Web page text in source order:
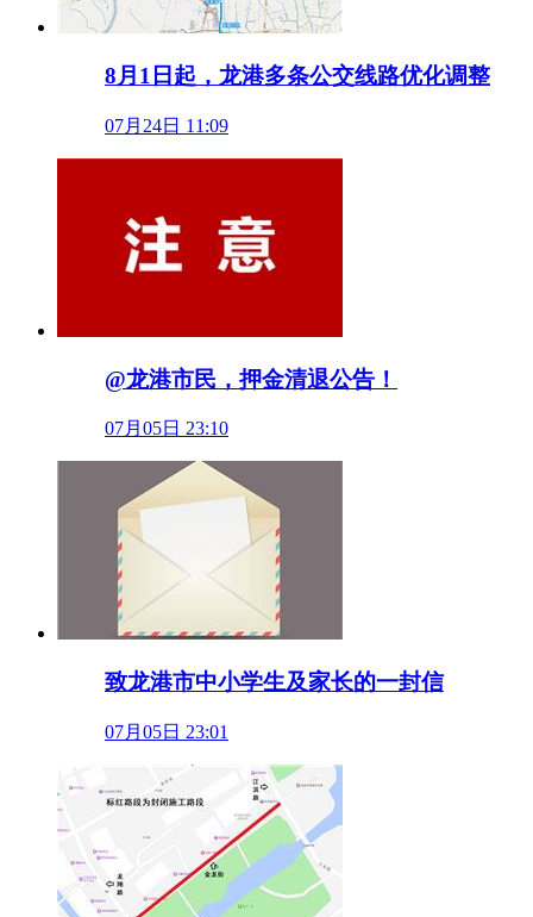
8月1日起，龙港多条公交线路优化调整
07月24日 11:09
@龙港市民，押金清退公告！
07月05日 23:10
致龙港市中小学生及家长的一封信
07月05日 23:01